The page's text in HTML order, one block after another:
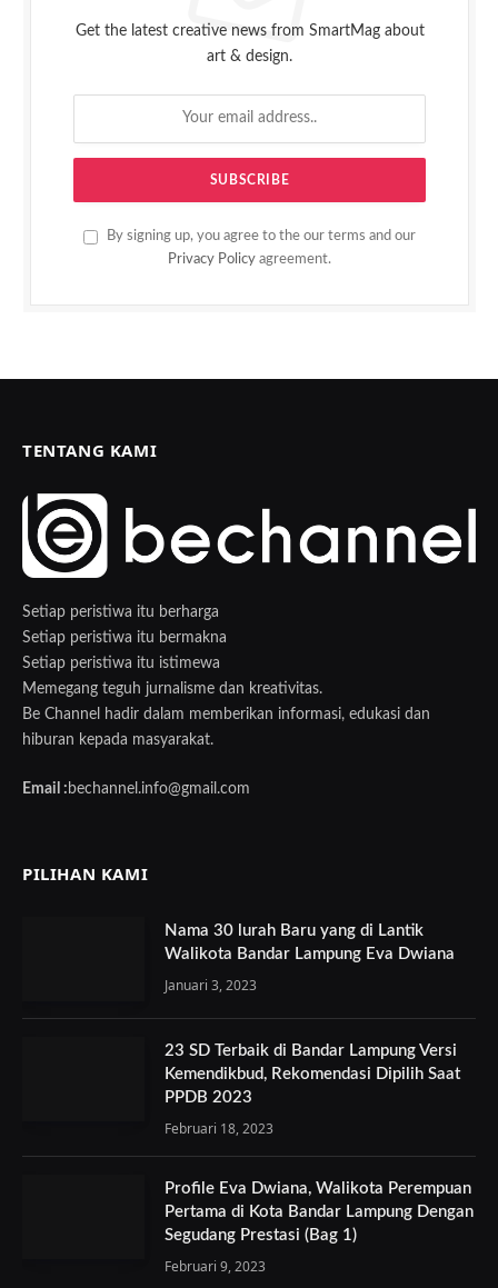
Get the latest creative news from SmartMag about
art & design.
By signing up, you agree to the our terms and our
Privacy Policy agreement.
TENTANG KAMI
Setiap peristiwa itu berharga
Setiap peristiwa itu bermakna
Setiap peristiwa itu istimewa
Memegang teguh jurnalisme dan kreativitas.
Be Channel hadir dalam memberikan informasi, edukasi dan
hiburan kepada masyarakat.
Email : bechannel.info@gmail.com
PILIHAN KAMI
Nama 30 lurah Baru yang di Lantik
Walikota Bandar Lampung Eva Dwiana
Januari 3, 2023
23 SD Terbaik di Bandar Lampung Versi
Kemendikbud, Rekomendasi Dipilih Saat
PPDB 2023
Februari 18, 2023
Profile Eva Dwiana, Walikota Perempuan
Pertama di Kota Bandar Lampung Dengan
Segudang Prestasi (Bag 1)
Februari 9, 2023